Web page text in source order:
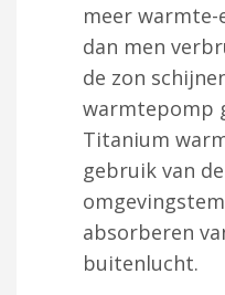
meer warmte-
dan men
de zon
warmtepomp
Titanium
gebruik van de
absorberen
buitenlucht.